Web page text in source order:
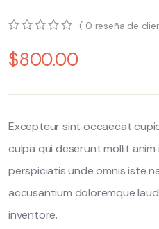
out
of
( 0 reseña de
$800.00
Excepteur sint occaecat
culpa qui deserunt mollit
perspiciatis unde omnis iste
accusantium doloremque
inventore.